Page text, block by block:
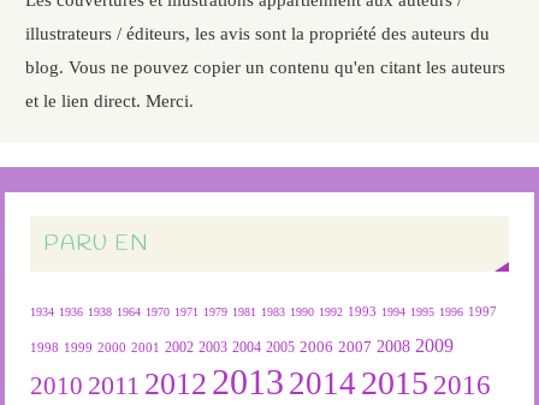
illustrateurs / éditeurs, les avis sont la propriété des auteurs du
blog. Vous ne pouvez copier un contenu qu'en citant les auteurs
et le lien direct. Merci.
PARU EN
1934 1936 1938 1964 1970 1971 1979 1981 1983 1990 1992 1993 1994 1995 1996 1997
1998 1999 2000 2001 2002 2003 2004 2005 2006 2007 2008 2009
2010 2011 2012 2013 2014 2015 2016